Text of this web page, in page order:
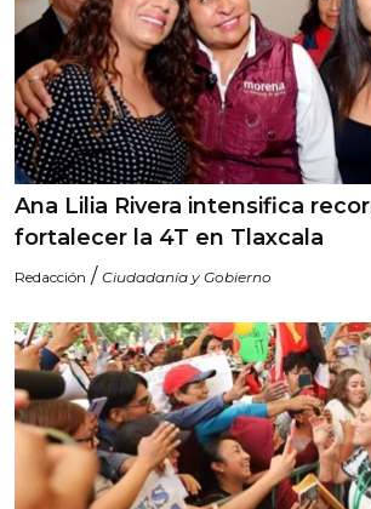
Ana Lilia Rivera intensifica
fortalecer la 4T en Tlaxcala
Redacción / Ciudadanía y Gobierno